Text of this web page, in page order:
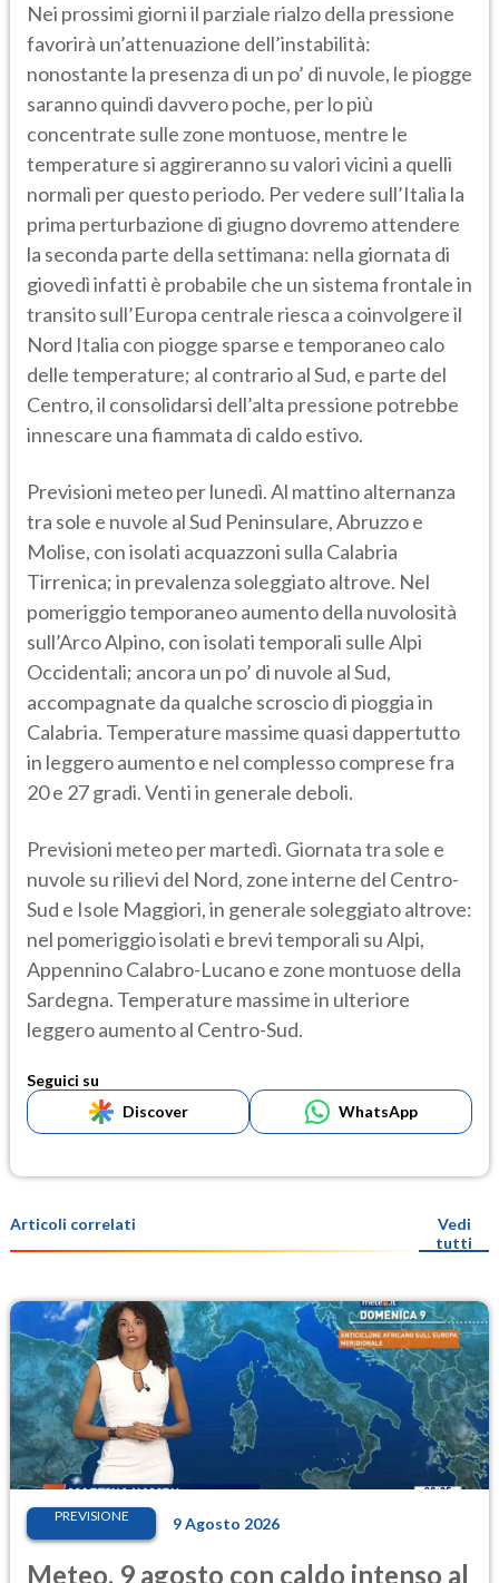
Nei prossimi giorni il parziale rialzo della pressione
favorirà un’attenuazione dell’instabilità:
nonostante la presenza di un po’ di nuvole, le piogge
saranno quindi davvero poche, per lo più
concentrate sulle zone montuose, mentre le
temperature si aggireranno su valori vicini a quelli
normali per questo periodo. Per vedere sull’Italia la
prima perturbazione di giugno dovremo attendere
la seconda parte della settimana: nella giornata di
giovedì infatti è probabile che un sistema frontale in
transito sull’Europa centrale riesca a coinvolgere il
Nord Italia con piogge sparse e temporaneo calo
delle temperature; al contrario al Sud, e parte del
Centro, il consolidarsi dell’alta pressione potrebbe
innescare una fiammata di caldo estivo.
Previsioni meteo per lunedì. Al mattino alternanza
tra sole e nuvole al Sud Peninsulare, Abruzzo e
Molise, con isolati acquazzoni sulla Calabria
Tirrenica; in prevalenza soleggiato altrove. Nel
pomeriggio temporaneo aumento della nuvolosità
sull’Arco Alpino, con isolati temporali sulle Alpi
Occidentali; ancora un po’ di nuvole al Sud,
accompagnate da qualche scroscio di pioggia in
Calabria. Temperature massime quasi dappertutto
in leggero aumento e nel complesso comprese fra
20 e 27 gradi. Venti in generale deboli.
Previsioni meteo per martedì. Giornata tra sole e
nuvole su rilievi del Nord, zone interne del Centro-
Sud e Isole Maggiori, in generale soleggiato altrove:
nel pomeriggio isolati e brevi temporali su Alpi,
Appennino Calabro-Lucano e zone montuose della
Sardegna. Temperature massime in ulteriore
leggero aumento al Centro-Sud.
Seguici su
Discover
WhatsApp
Articoli correlati
Vedi
tutti
PREVISIONE 9 Agosto 2026
Meteo, 9 agosto con caldo intenso al